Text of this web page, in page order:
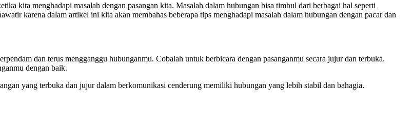
kita menghadapi masalah dengan pasangan kita. Masalah dalam hubungan bisa timbul dari berbagai hal seperti
karena dalam artikel ini kita akan membahas beberapa tips menghadapi masalah dalam hubungan dengan pacar dan
dan terus mengganggu hubunganmu. Cobalah untuk berbicara dengan pasanganmu secara jujur dan terbuka.
dengan baik.
yang terbuka dan jujur dalam berkomunikasi cenderung memiliki hubungan yang lebih stabil dan bahagia.